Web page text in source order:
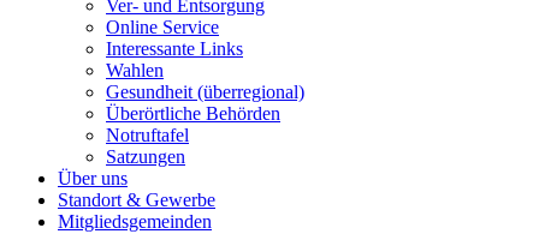
Ver- und Entsorgung
Online Service
Interessante Links
Wahlen
Gesundheit (überregional)
Überörtliche Behörden
Notruftafel
Satzungen
Über uns
Standort & Gewerbe
Mitgliedsgemeinden